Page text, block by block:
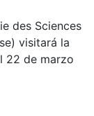
des Sciences
visitará la
22 de marzo